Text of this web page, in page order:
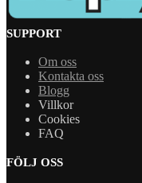
SUPPORT
Om oss
Kontakta oss
Blogg
Villkor
Cookies
FAQ
FÖLJ OSS